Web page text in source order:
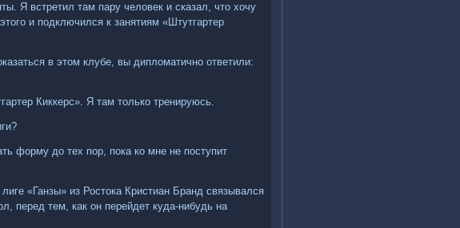
Я встретил там пару человек и сказал, что хочу
и подключился к занятиям «Штутгартер
в этом клубе, вы дипломатично ответили:
Киккерс». Я там только тренируюсь.
форму до тех пор, пока ко мне не поступит
«Ганзы» из Ростока Кристиан Бранд связывался
перед тем, как он перейдет куда-нибудь на